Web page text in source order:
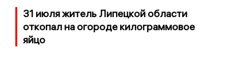
31 июля житель Липецкой области
откопал на огороде килограммовое
яйцо